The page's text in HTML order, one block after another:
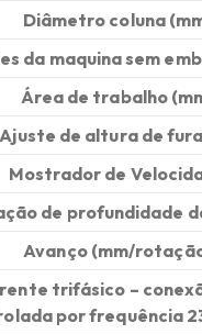
Diâmetro coluna
da maquina sem
Área de trabalho
Ajuste de altura de
Mostrador de
de profundidade
Avanço (mm/
trifásico –
por frequência